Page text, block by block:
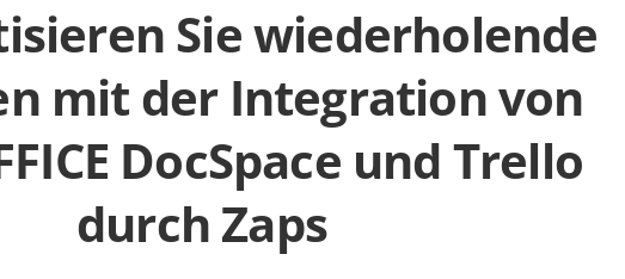
Sie wiederholende
mit der Integration von
DocSpace und Trello
durch Zaps